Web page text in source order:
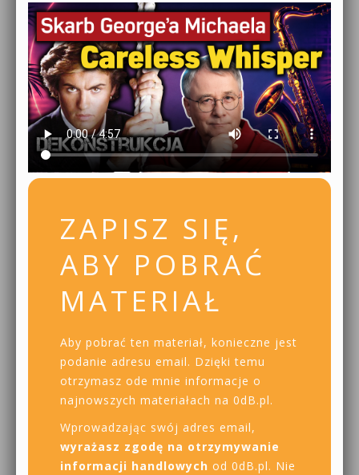
ZAPISZ SIĘ,
ABY POBRAĆ
MATERIAŁ
Aby pobrać ten materiał, konieczne jest
podanie adresu email. Dzięki temu
otrzymasz ode mnie informacje o
najnowszych materiałach na 0dB.pl.
Wprowadzając swój adres email,
wyrażasz zgodę na otrzymywanie
informacji handlowych od 0dB.pl. Nie